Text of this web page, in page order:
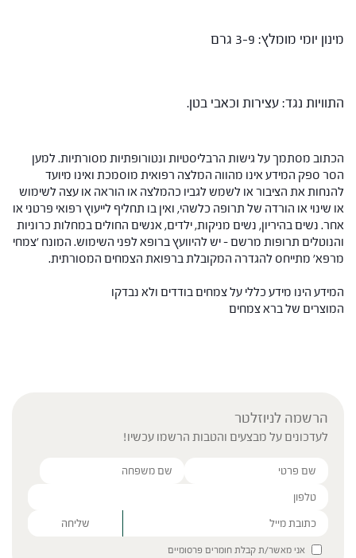
מינון יומי מומלץ: 3-9 גרם
התוויות נגד: עצירות וכאבי בטן.
הכתוב מסתמך על גישות הרבליסטיות ונטורופתיות מסורתיות. למען
הסר ספק המידע אינו מהווה המלצה רפואית מוסמכת ואינו מיועד
להנחות את הציבור או לשמש לגביו כהמלצה או הוראה או עצה לשימוש
או שינוי או הורדה של תרופה כלשהי, ואין בו תחליף לייעוץ רפואי פרטני או
אחר. נשים בהיריון, נשים מניקות, ילדים, אנשים החולים במחלות כרוניות
והנוטלים תרופות מרשם – יש להיוועץ ברופא לפני השימוש. המונח 'צמחי
מרפא' מתייחס להגדרה המקובלת ברפואת הצמחים המסורתית.
המידע הינו מידע כללי על צמחים בודדים ולא נבדקו
המוצרים של ברא צמחים
הרשמה לניוזלטר
לעדכונים על מבצעים והטבות הרשמו עכשיו!
Please leave this field empty.
אני מאשר/ת קבלת חומרים פרסומיים